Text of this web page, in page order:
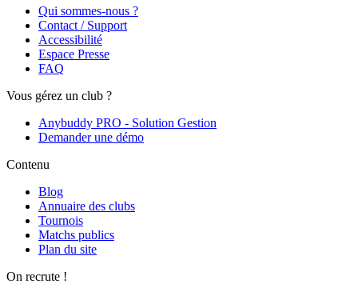
Qui sommes-nous ?
Contact / Support
Accessibilité
Espace Presse
FAQ
Vous gérez un club ?
Anybuddy PRO - Solution Gestion
Demander une démo
Contenu
Blog
Annuaire des clubs
Tournois
Matchs publics
Plan du site
On recrute !